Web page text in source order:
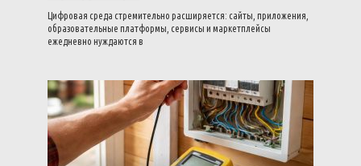
Цифровая среда стремительно расширяется: сайты, приложения,
образовательные платформы, сервисы и маркетплейсы
ежедневно нуждаются в